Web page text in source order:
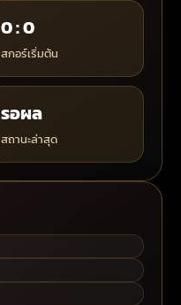
0 : 0
สกอร์เริ่มต้น
รอผล
สถานะล่าสุด